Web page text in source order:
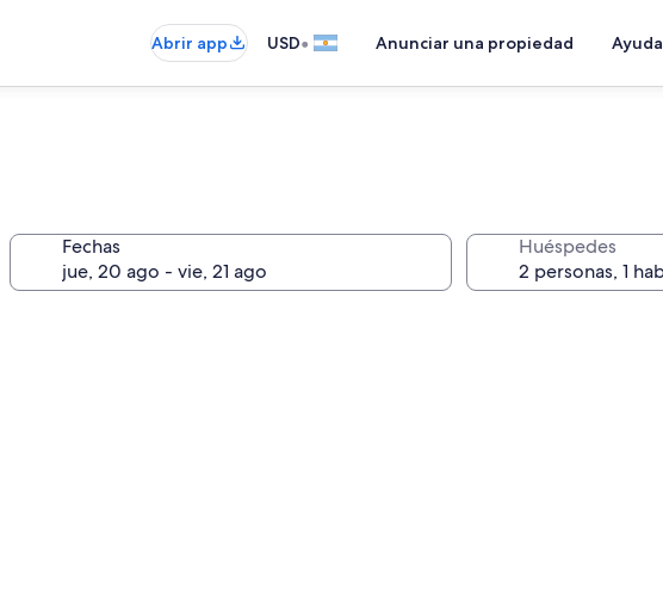
Abrir app USD• Anunciar una propiedad Ayuda
Fechas Huéspedes